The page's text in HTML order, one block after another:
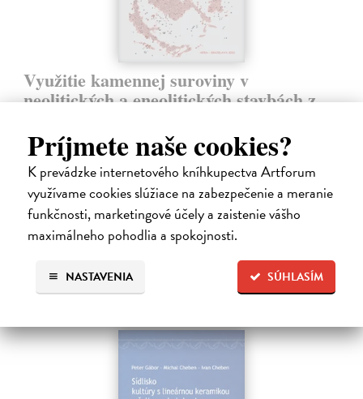
Príjmete naše cookies?
K prevádzke internetového kníhkupectva Artforum
využívame cookies slúžiace na zabezpečenie a meranie
funkčnosti, marketingové účely a zaistenie vášho
maximálneho pohodlia a spokojnosti.
SÚHLASÍM
NASTAVENIA
Využitie kamennej suroviny v
neolitických a eneolitických stavbách z
Ďuriš Jozef| Kniha
Monografia prináša prvú systematickú analýzu využívania kamennej
suroviny v sídliskovej architektúre neolitu a eneolitu na území
Slovenska. Na základe podrobnej analýzy 28 lokalít bolo
identifikovaných…
Zasielame do 14 dní
25,00 € ?